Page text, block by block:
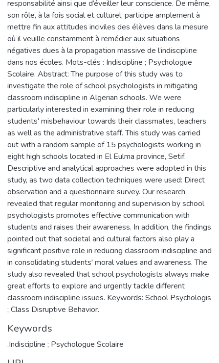
responsabilité ainsi que d’éveiller leur conscience. De même,
son rôle, à la fois social et culturel, participe amplement à
mettre fin aux attitudes inciviles des élèves dans la mesure
où il veuille constamment à remédier aux situations
négatives dues à la propagation massive de l’indiscipline
dans nos écoles. Mots-clés : Indiscipline ; Psychologue
Scolaire. Abstract: The purpose of this study was to
investigate the role of school psychologists in mitigating
classroom indiscipline in Algerian schools. We were
particularly interested in examining their role in reducing
students' misbehaviour towards their classmates, teachers
as well as the administrative staff. This study was carried
out with a random sample of 15 psychologists working in
eight high schools located in El Eulma province, Setif.
Descriptive and analytical approaches were adopted in this
study, as two data collection techniques were used: Direct
observation and a questionnaire survey. Our research
revealed that regular monitoring and supervision by school
psychologists promotes effective communication with
students and raises their awareness. In addition, the findings
pointed out that societal and cultural factors also play a
significant positive role in reducing classroom indiscipline and
in consolidating students' moral values and awareness. The
study also revealed that school psychologists always make
great efforts to explore and urgently tackle different
classroom indiscipline issues. Keywords: School Psychologis
; Class Disruptive Behavior.
Keywords
.Indiscipline ; Psychologue Scolaire